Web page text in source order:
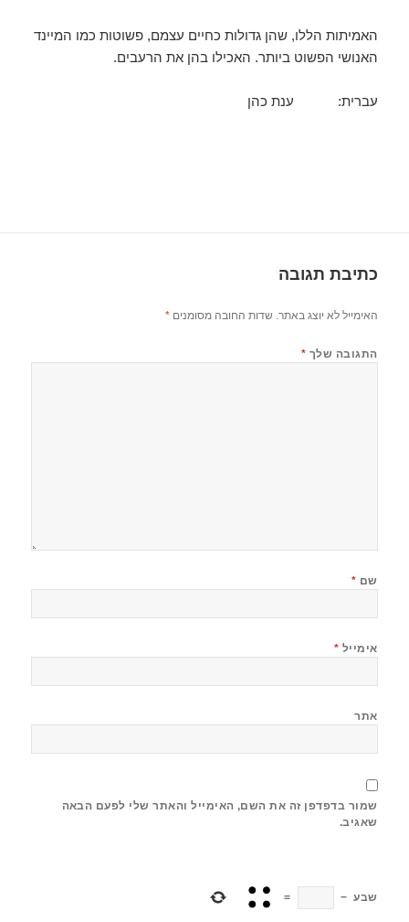
האמיתות הללו, שהן גדולות כחיים עצמם, פשוטות כמו המיינד
האנושי הפשוט ביותר. האכילו בהן את הרעבים.
עברית: ענת כהן
כתיבת תגובה
האימייל לא יוצג באתר. שדות החובה מסומנים*
התגובה שלך *
שם *
אימייל *
אתר
שמור בדפדפן זה את השם, האימייל והאתר שלי לפעם הבאה
שאגיב.
שבע −
=